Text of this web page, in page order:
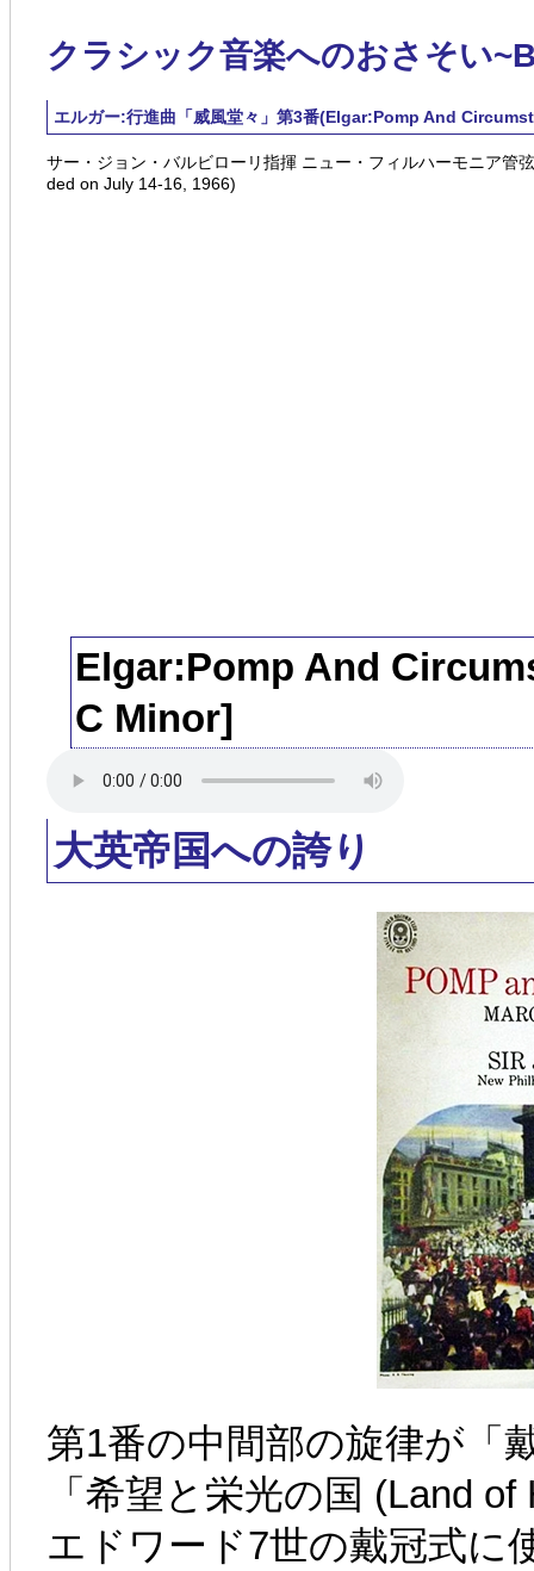
クラシック音楽へのおさそい
エルガー:行進曲「威風堂々」第3番(Elgar:Pomp And
サー・ジョン・バルビローリ指揮 ニュー・フィルハーモニア
ded on July 14-16, 1966)
Elgar:Pomp And
C Minor]
大英帝国への誇り
第1番の中間部の旋律が「
「希望と栄光の国 (Land
エドワード7世の戴冠式に